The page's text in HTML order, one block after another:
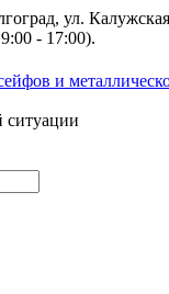
ул.
- 17:00).
ситуации